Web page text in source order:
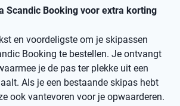
Scandic Booking voor extra korting
en voordeligste om je skipassen
Booking te bestellen. Je ontvangt
je de pas ter plekke uit een
Als je een bestaande skipas hebt
ook vantevoren voor je opwaarderen.